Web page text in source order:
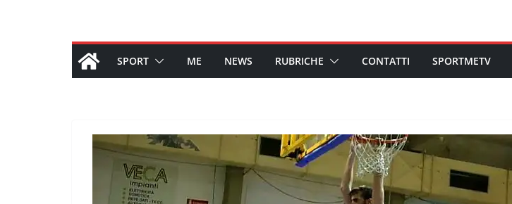
SPORT ME NEWS RUBRICHE CONTATTI SPORTMETV